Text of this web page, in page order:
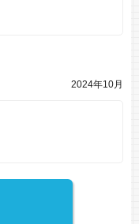
2024年10月